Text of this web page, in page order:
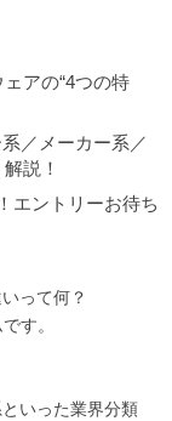
アの“4つの特
／メーカー系／
説！
エントリーお待ち
って何？
す。
いった業界分類